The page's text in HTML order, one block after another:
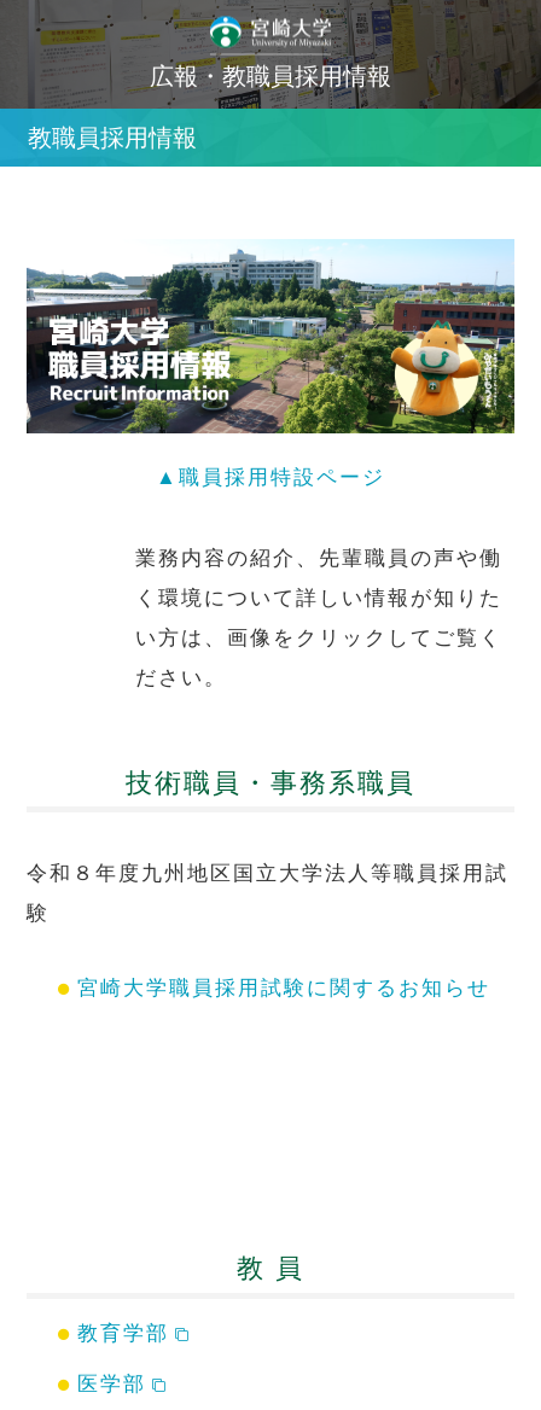
広報・教職員採用情報
教職員採用情報
▲職員採用特設ページ
業務内容の紹介、先輩職員の声や働
く環境について詳しい情報が知りた
い方は、画像をクリックしてご覧く
ださい。
技術職員・事務系職員
令和８年度九州地区国立大学法人等職員採用試
験
宮崎大学職員採用試験に関するお知らせ
教 員
教育学部
医学部